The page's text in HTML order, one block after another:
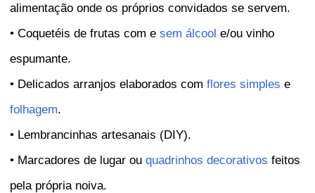
alimentação onde os próprios convidados se servem.
• Coquetéis de frutas com esem álcool e/ou vinho
espumante.
• Delicados arranjos elaborados comflores simples e
folhagem.
• Lembrancinhas artesanais (DIY).
• Marcadores de lugar ouquadrinhos decorativos feitos
pela própria noiva.